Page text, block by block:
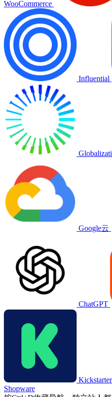
WooCommerce
Influential
Google云
ChatGPT
Kickstarter
Shopware